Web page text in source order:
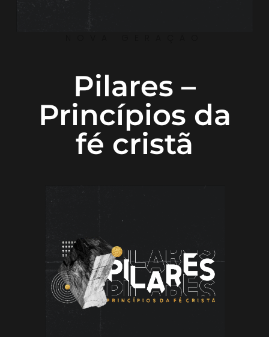
Pilares –
Princípios da
fé cristã